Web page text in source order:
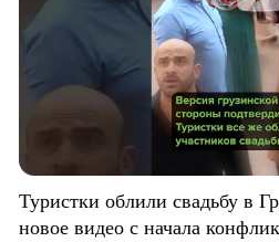
Туристки облили свадьбу в
новое видео с начала